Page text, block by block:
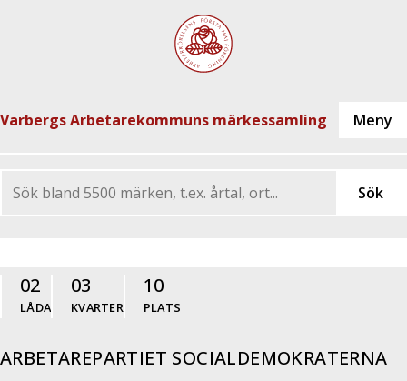
Varbergs Arbetarekommuns märkessamling
02
LÅDA
03
KVARTER
10
PLATS
ARBETAREPARTIET SOCIALDEMOKRATERNA